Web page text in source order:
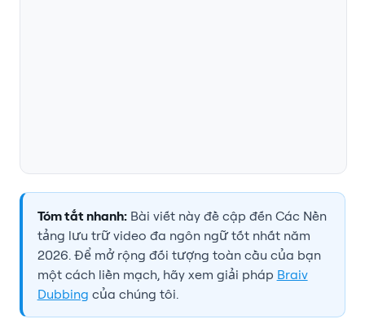
Tóm tắt nhanh:Bài viết này đề cập đến Các Nền
tảng lưu trữ video đa ngôn ngữ tốt nhất năm
2026. Để mở rộng đối tượng toàn cầu của bạn
một cách liền mạch, hãy xem giải pháp Braiv
Dubbing của chúng tôi.